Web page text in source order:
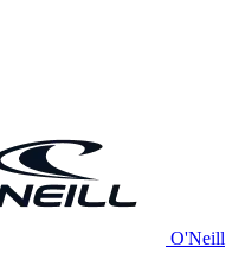
O'Neill